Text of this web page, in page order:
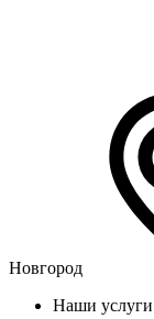
Новгород
Наши услуги